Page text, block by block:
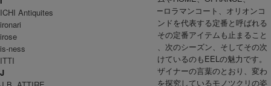
LIFE、のプリントTシャツ、そして冬にはオーロラマンコート、オリオンコ
ート、エレベスト、など、シーズン毎のブランドを代表する定番と呼ばれる
ロングヒットアイテムが多いのも特徴。ただその定番アイテムも止まること
なく進化を続け、また新しい定番を作り出し、次のシーズン、そしてその次
のシーズンとユーザーの高まる期待に応え続けているのもEELの魅力です。
「変わらない良さ、変わる良さ。」その、デザイナーの言葉のとおり、変わ
らないもの、変えてゆくもの、常に良いものを探究しているモノツクリの姿
ICHI Antiquites
ironari
irose
is-ness
ITTI
J